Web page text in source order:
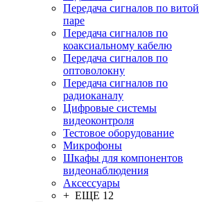
Передача сигналов по витой
паре
Передача сигналов по
коаксиальному кабелю
Передача сигналов по
оптоволокну
Передача сигналов по
радиоканалу
Цифровые системы
видеоконтроля
Тестовое оборудование
Микрофоны
Шкафы для компонентов
видеонаблюдения
Аксессуары
+ ЕЩЕ 12